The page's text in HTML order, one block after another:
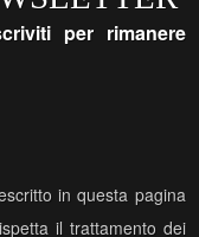
per rimanere
in questa pagina
il trattamento dei